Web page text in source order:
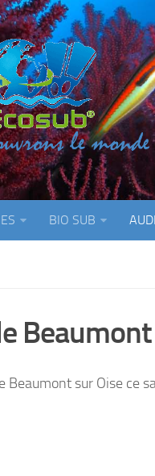
BIO SUB
sur Oise ce